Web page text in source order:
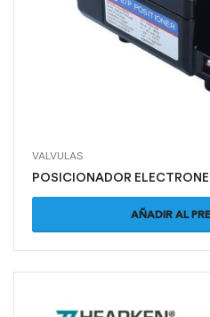
VALVULAS
POSICIONADOR
AÑADIR AL